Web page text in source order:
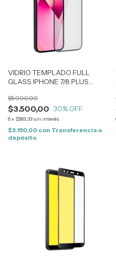
VIDRIO TEMPLADO FULL
GLASS IPHONE 7/8 PLUS
$3.500,00
$5.000,00
30% OFF
6x $583,33 sin interés
$3.150,00 con Transferencia o
depósito